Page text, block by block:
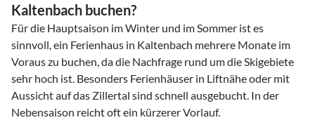
Kaltenbach buchen?
Für die Hauptsaison im Winter und im Sommer ist es
sinnvoll, ein Ferienhaus in Kaltenbach mehrere Monate im
Voraus zu buchen, da die Nachfrage rund um die Skigebiete
sehr hoch ist. Besonders Ferienhäuser in Liftnähe oder mit
Aussicht auf das Zillertal sind schnell ausgebucht. In der
Nebensaison reicht oft ein kürzerer Vorlauf.